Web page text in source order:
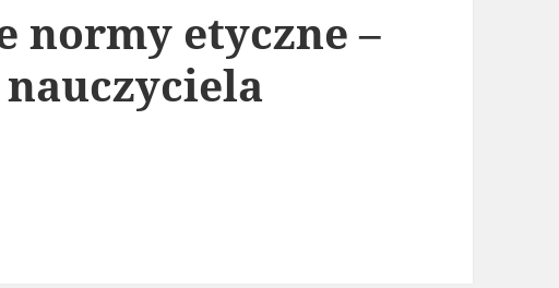
normy etyczne –
etyczne – dekalog pracy nauczyciela